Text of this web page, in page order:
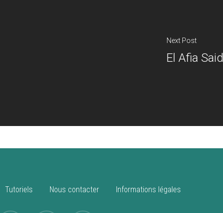
Next Post
El Afia Said
Tutoriels Nous contacter Informations légales